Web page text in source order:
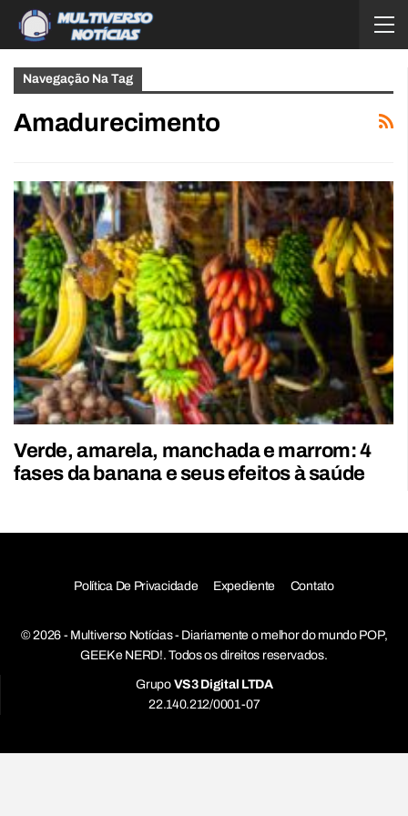
Navegação Na Tag
Amadurecimento
Verde, amarela, manchada e marrom: 4
fases da banana e seus efeitos à saúde
Política De Privacidade Expediente Contato
© 2026 - Multiverso Notícias - Diariamente o melhor do mundo POP,
GEEK e NERD!. Todos os direitos reservados.
Grupo VS3 Digital LTDA
22.140.212/0001-07